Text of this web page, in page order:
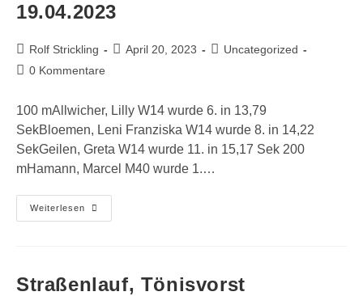
19.04.2023
Beitrags-
Autor:
Rolf Strickling
Beitrag
April 20, 2023
Beitrags-
Uncategorized
Beitrags-
0 Kommentare
100 mAllwicher, Lilly W14 wurde 6. in 13,79
SekBloemen, Leni Franziska W14 wurde 8. in 14,22
SekGeilen, Greta W14 wurde 11. in 15,17 Sek 200
mHamann, Marcel M40 wurde 1.…
Weiterlesen
Bahneröffnung,
Grefrath
Straßenlauf, Tönisvorst